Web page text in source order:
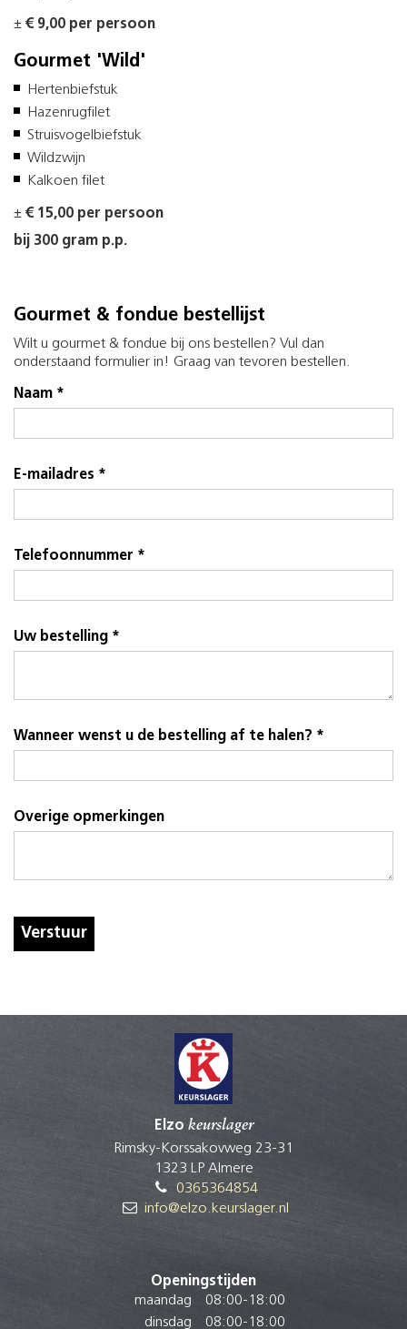
± € 9,00 per persoon
Gourmet 'Wild'
Hertenbiefstuk
Hazenrugfilet
Struisvogelbiefstuk
Wildzwijn
Kalkoen filet
± € 15,00 per persoon
bij 300 gram p.p.
Gourmet & fondue bestellijst
Wilt u gourmet & fondue bij ons bestellen? Vul dan
onderstaand formulier in! Graag van tevoren bestellen.
Naam *
E-mailadres *
Telefoonnummer *
Uw bestelling *
Wanneer wenst u de bestelling af te halen? *
Overige opmerkingen
Verstuur
Elzo keurslager
Rimsky-Korssakovweg 23-31
1323 LP Almere
0365364854
info@elzo.keurslager.nl
Openingstijden
maandag
08:00-18:00
dinsdag
08:00-18:00